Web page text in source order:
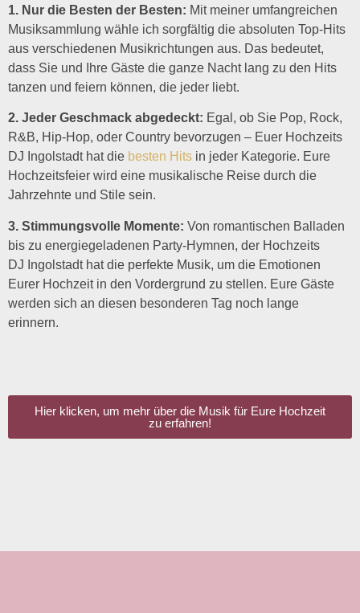
1. Nur die Besten der Besten: Mit meiner umfangreichen
Musiksammlung wähle ich sorgfältig die absoluten Top-Hits
aus verschiedenen Musikrichtungen aus. Das bedeutet,
dass Sie und Ihre Gäste die ganze Nacht lang zu den Hits
tanzen und feiern können, die jeder liebt.
2. Jeder Geschmack abgedeckt: Egal, ob Sie Pop, Rock,
R&B, Hip-Hop, oder Country bevorzugen – Euer Hochzeits
DJ Ingolstadt hat die besten Hits in jeder Kategorie. Eure
Hochzeitsfeier wird eine musikalische Reise durch die
Jahrzehnte und Stile sein.
3. Stimmungsvolle Momente: Von romantischen Balladen
bis zu energiegeladenen Party-Hymnen, der Hochzeits
DJ Ingolstadt hat die perfekte Musik, um die Emotionen
Eurer Hochzeit in den Vordergrund zu stellen. Eure Gäste
werden sich an diesen besonderen Tag noch lange
erinnern.
Hier klicken, um mehr über die Musik für Eure Hochzeit
zu erfahren!